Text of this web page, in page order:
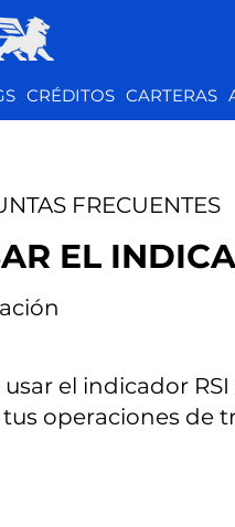
CRÉDITOS CARTERAS
FRECUENTES
EL
el indicador
operaciones de